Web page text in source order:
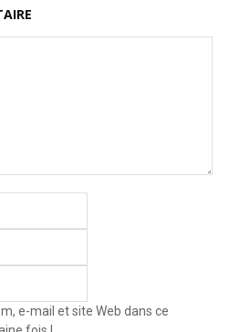
e-mail et site Web dans ce